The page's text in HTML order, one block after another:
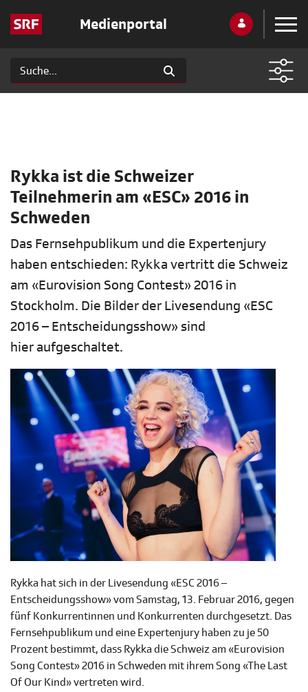
Medienportal
Rykka ist die Schweizer
Teilnehmerin am «ESC» 2016 in
Schweden
Das Fernsehpublikum und die Expertenjury
haben entschieden: Rykka vertritt die Schweiz
am «Eurovision Song Contest» 2016 in
Stockholm. Die Bilder der Livesendung «ESC
2016 – Entscheidungsshow» sind
hier aufgeschaltet.
Rykka hat sich in der Livesendung «ESC 2016 –
Entscheidungsshow» vom Samstag, 13. Februar 2016, gegen
fünf Konkurrentinnen und Konkurrenten durchgesetzt. Das
Fernsehpublikum und eine Expertenjury haben zu je 50
Prozent bestimmt, dass Rykka die Schweiz am «Eurovision
Song Contest» 2016 in Schweden mit ihrem Song «The Last
Of Our Kind» vertreten wird.